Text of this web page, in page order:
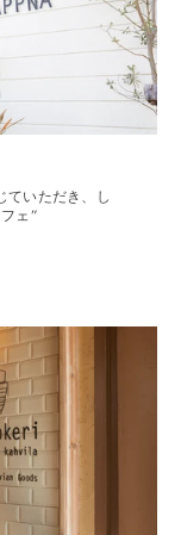
ていただき、し
ェ”